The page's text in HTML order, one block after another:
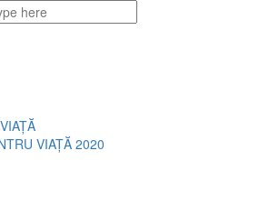
VIAȚĂ 2020